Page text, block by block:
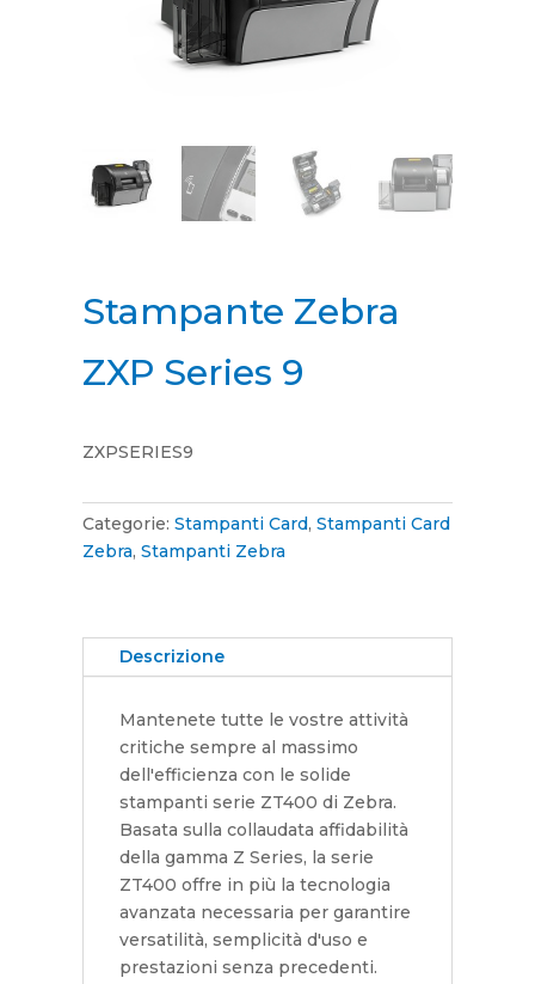
Stampante Zebra
ZXP Series 9
ZXPSERIES9
Categorie: Stampanti Card, Stampanti Card
Zebra, Stampanti Zebra
Descrizione
Mantenete tutte le vostre attività
critiche sempre al massimo
dell'efficienza con le solide
stampanti serie ZT400 di Zebra.
Basata sulla collaudata affidabilità
della gamma Z Series, la serie
ZT400 offre in più la tecnologia
avanzata necessaria per garantire
versatilità, semplicità d'uso e
prestazioni senza precedenti.